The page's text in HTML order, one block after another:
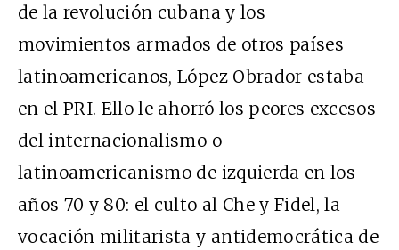
de la revolución cubana y los
movimientos armados de otros países
latinoamericanos, López Obrador estaba
en el PRI. Ello le ahorró los peores excesos
del internacionalismo o
latinoamericanismo de izquierda en los
años 70 y 80: el culto al Che y Fidel, la
vocación militarista y antidemocrática de